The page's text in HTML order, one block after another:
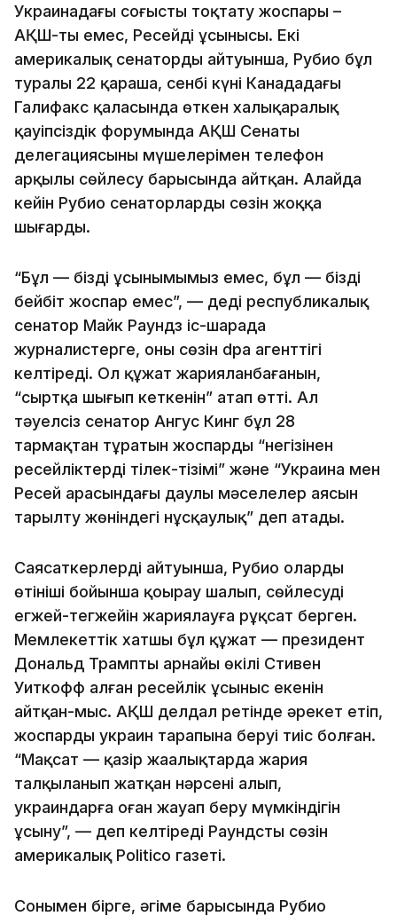
Украинадағы соғысты тоқтату жоспары –
АҚШ-тың емес, Ресейдің ұсынысы. Екі
америкалық сенатордың айтуынша, Рубио бұл
туралы 22 қараша, сенбі күні Канададағы
Галифакс қаласында өткен халықаралық
қауіпсіздік форумында АҚШ Сенаты
делегациясының мүшелерімен телефон
арқылы сөйлесу барысында айтқан. Алайда
кейін Рубио сенаторлардың сөзін жоққа
шығарды.
“Бұл — біздің ұсынымымыз емес, бұл — біздің
бейбіт жоспар емес”, — деді республикалық
сенатор Майк Раундз іс-шарада
журналистерге, оның сөзін dpa агенттігі
келтіреді. Ол құжат жарияланбағанын,
“сыртқа шығып кеткенін” атап өтті. Ал
тәуелсіз сенатор Ангус Кинг бұл 28
тармақтан тұратын жоспарды “негізінен
ресейліктердің тілек-тізімі” және “Украина мен
Ресей арасындағы даулы мәселелер аясын
тарылту жөніндегі нұсқаулық” деп атады.
Cаясаткерлердің айтуынша, Рубио олардың
өтініші бойынша қоңырау шалып, сөйлесудің
егжей-тегжейін жариялауға рұқсат берген.
Мемлекеттік хатшы бұл құжат — президент
Дональд Трамптың арнайы өкілі Стивен
Уиткофф алған ресейлік ұсыныс екенін
айтқан-мыс. АҚШ делдал ретінде әрекет етіп,
жоспарды украин тарапына беруі тиіс болған.
“Мақсат — қазір жаңалықтарда жария
талқыланып жатқан нәрсені алып,
украиндарға оған жауап беру мүмкіндігін
ұсыну”, — деп келтіреді Раундстың сөзін
америкалық Politico газеті.
Сонымен бірге, әңгіме барысында Рубио